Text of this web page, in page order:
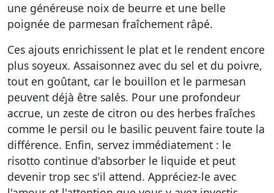
une généreuse noix de beurre et une belle
poignée de parmesan fraîchement râpé.
Ces ajouts enrichissent le plat et le rendent encore
plus soyeux. Assaisonnez avec du sel et du poivre,
tout en goûtant, car le bouillon et le parmesan
peuvent déjà être salés. Pour une profondeur
accrue, un zeste de citron ou des herbes fraîches
comme le persil ou le basilic peuvent faire toute la
différence. Enfin, servez immédiatement : le
risotto continue d'absorber le liquide et peut
devenir trop sec s'il attend. Appréciez-le avec